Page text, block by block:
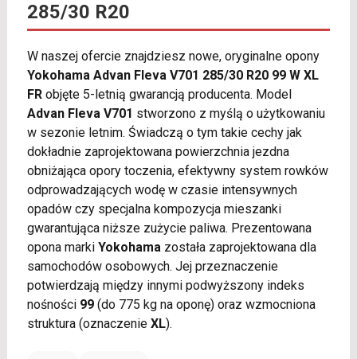
285/30 R20
W naszej ofercie znajdziesz nowe, oryginalne opony
Yokohama Advan Fleva V701 285/30 R20 99 W XL
FRobjęte 5-letnią gwarancją producenta. Model
Advan Fleva V701 stworzono z myślą o użytkowaniu
w sezonie letnim. Świadczą o tym takie cechy jak
dokładnie zaprojektowana powierzchnia jezdna
obniżająca opory toczenia, efektywny system rowków
odprowadzających wodę w czasie intensywnych
opadów czy specjalna kompozycja mieszanki
gwarantująca niższe zużycie paliwa. Prezentowana
opona marki Yokohamazostała zaprojektowana dla
samochodów osobowych. Jej przeznaczenie
potwierdzają między innymi podwyższony indeks
nośności 99(do 775 kg na oponę) oraz wzmocniona
struktura (oznaczenie XL).